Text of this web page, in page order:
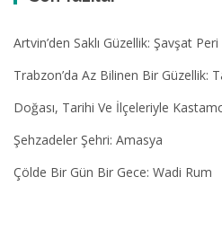
Artvin’den Saklı Güzellik: Şavşat Peri
Trabzon’da Az Bilinen Bir Güzellik:
Doğası, Tarihi Ve İlçeleriyle
Şehzadeler Şehri: Amasya
Çölde Bir Gün Bir Gece: Wadi Rum